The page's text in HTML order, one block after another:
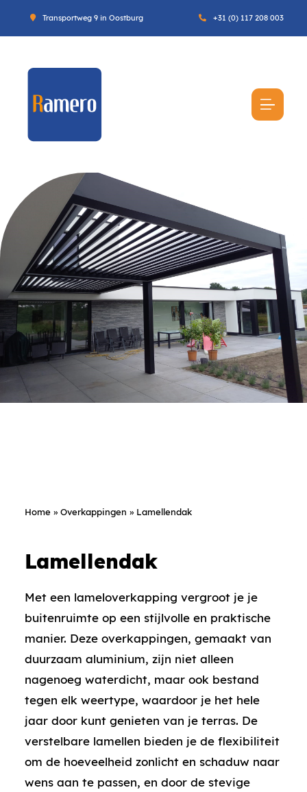
Transportweg 9 in Oostburg +31 (0) 117 208 003
Home » Overkappingen » Lamellendak
Lamellendak
Met een lameloverkapping vergroot je je
buitenruimte op een stijlvolle en praktische
manier. Deze overkappingen, gemaakt van
duurzaam aluminium, zijn niet alleen
nagenoeg waterdicht, maar ook bestand
tegen elk weertype, waardoor je het hele
jaar door kunt genieten van je terras. De
verstelbare lamellen bieden je de flexibiliteit
om de hoeveelheid zonlicht en schaduw naar
wens aan te passen, en door de stevige